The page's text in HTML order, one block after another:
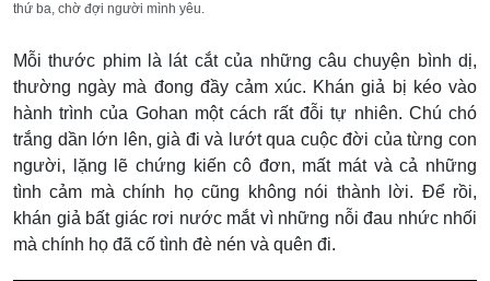
thứ ba, chờ đợi người mình yêu.
Mỗi thước phim là lát cắt của những câu chuyện bình dị,
thường ngày mà đong đầy cảm xúc. Khán giả bị kéo vào
hành trình của Gohan một cách rất đỗi tự nhiên. Chú chó
trắng dần lớn lên, già đi và lướt qua cuộc đời của từng con
người, lặng lẽ chứng kiến cô đơn, mất mát và cả những
tình cảm mà chính họ cũng không nói thành lời. Để rồi,
khán giả bất giác rơi nước mắt vì những nỗi đau nhức nhối
mà chính họ đã cố tình đè nén và quên đi.